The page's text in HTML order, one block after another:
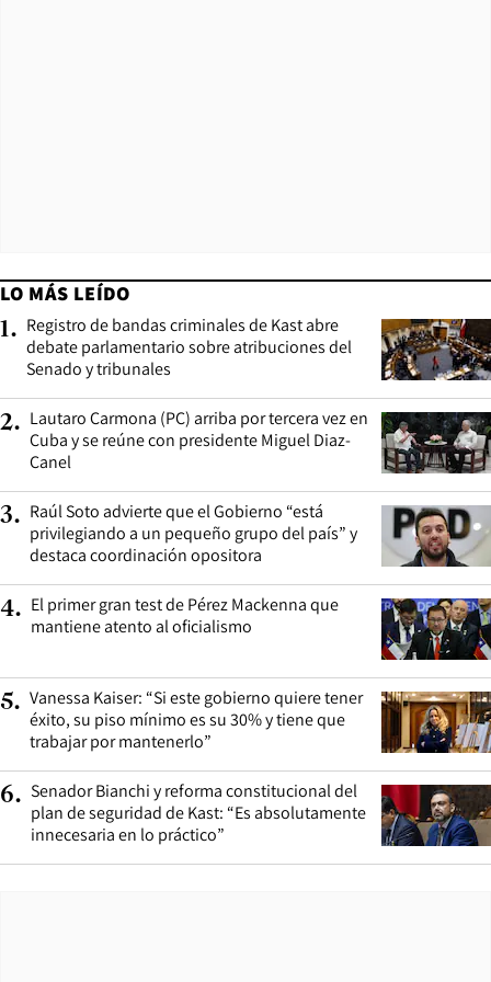
LO MÁS LEÍDO
1. Registro de bandas criminales de Kast abre
debate parlamentario sobre atribuciones del
Senado y tribunales
2. Lautaro Carmona (PC) arriba por tercera vez en
Cuba y se reúne con presidente Miguel Diaz-
Canel
3. Raúl Soto advierte que el Gobierno “está
privilegiando a un pequeño grupo del país” y
destaca coordinación opositora
4. El primer gran test de Pérez Mackenna que
mantiene atento al oficialismo
5. Vanessa Kaiser: “Si este gobierno quiere tener
éxito, su piso mínimo es su 30% y tiene que
trabajar por mantenerlo”
6. Senador Bianchi y reforma constitucional del
plan de seguridad de Kast: “Es absolutamente
innecesaria en lo práctico”